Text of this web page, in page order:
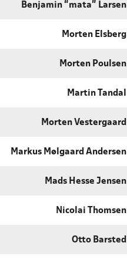
Benjamin “mata” Larsen
Morten Elsberg
Morten Poulsen
Martin Tandal
Morten Vestergaard
Markus Mølgaard Andersen
Mads Hesse Jensen
Nicolai Thomsen
Otto Barsted